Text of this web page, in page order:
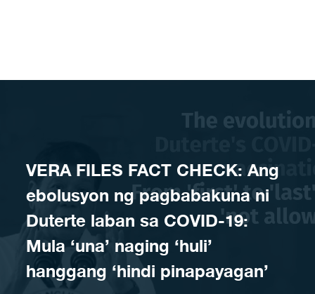
VERA FILES FACT CHECK: Ang
ebolusyon ng pagbabakuna ni
Duterte laban sa COVID-19:
Mula ‘una’ naging ‘huli’
hanggang ‘hindi pinapayagan’